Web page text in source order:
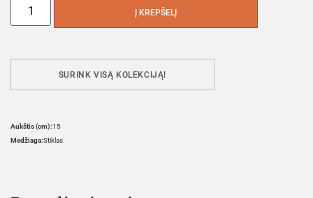
Į KREPŠELĮ
SURINK VISĄ KOLEKCIJĄ!
Aukštis (cm):15
Medžiaga:Stiklas